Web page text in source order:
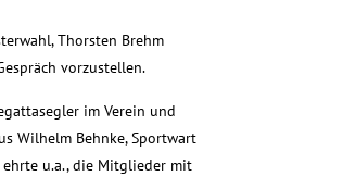
Thorsten Brehm
vorzustellen.
im Verein und
Wilhelm Behnke, Sportwart
ehrte u.a., die Mitglieder mit